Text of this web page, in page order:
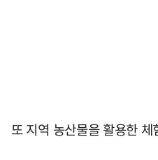
또 지역 농산물을 활용한